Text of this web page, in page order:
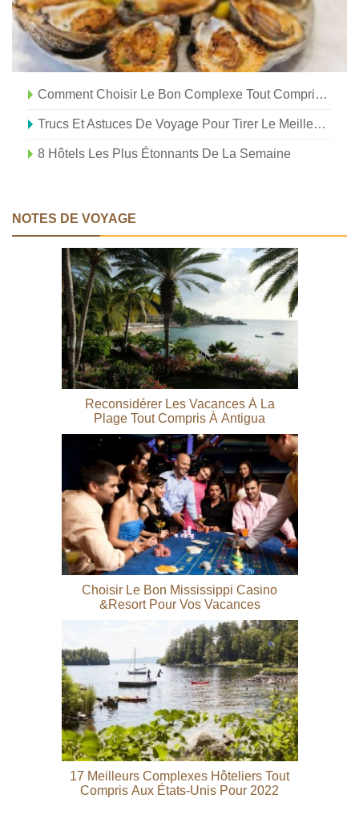
Comment Choisir Le Bon Complexe Tout Compris Mexicain
Trucs Et Astuces De Voyage Pour Tirer Le Meilleur Parti De Vos Vacances
8 Hôtels Les Plus Étonnants De La Semaine
NOTES DE VOYAGE
Reconsidérer Les Vacances À La
Plage Tout Compris À Antigua
Choisir Le Bon Mississippi Casino
&Resort Pour Vos Vacances
17 Meilleurs Complexes Hôteliers Tout
Compris Aux États-Unis Pour 2022